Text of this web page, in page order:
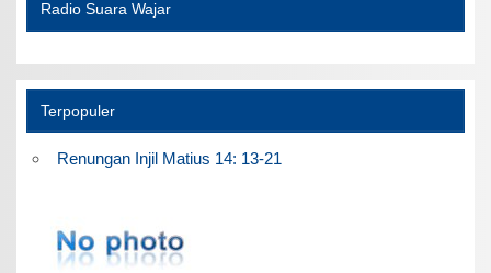
Radio Suara Wajar
Terpopuler
Renungan Injil Matius 14: 13-21